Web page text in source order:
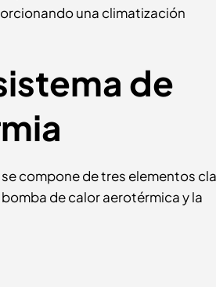
una climatización
de
compone de tres elementos
de calor aerotérmica y la